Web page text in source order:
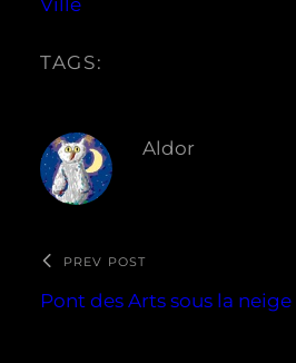
TAGS:
Aldor
PREV POST
Pont des Arts sous la neige